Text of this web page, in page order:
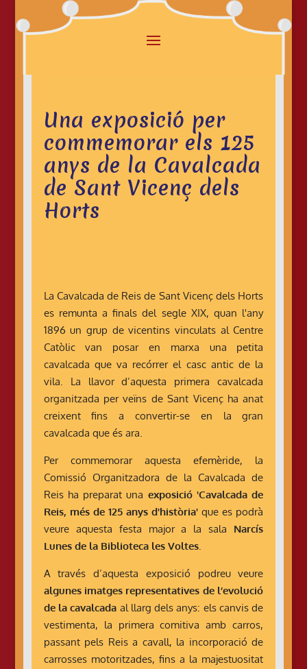
Una exposició per
commemorar els 125
anys de la Cavalcada
de Sant Vicenç dels
Horts
La Cavalcada de Reis de Sant Vicenç dels Horts
es remunta a finals del segle XIX, quan l'any
1896 un grup de vicentins vinculats al Centre
Catòlic van posar en marxa una petita
cavalcada que va recórrer el casc antic de la
vila. La llavor d’aquesta primera cavalcada
organitzada per veïns de Sant Vicenç ha anat
creixent fins a convertir-se en la gran
cavalcada que és ara.
Per commemorar aquesta efemèride, la
Comissió Organitzadora de la Cavalcada de
Reis ha preparat una exposició 'Cavalcada de
Reis, més de 125 anys d'història' que es podrà
veure aquesta festa major a la sala Narcís
Lunes de la Biblioteca les Voltes.
A través d’aquesta exposició podreu veure
algunes imatges representatives de l’evolució
de la cavalcada al llarg dels anys: els canvis de
vestimenta, la primera comitiva amb carros,
passant pels Reis a cavall, la incorporació de
carrosses motoritzades, fins a la majestuositat